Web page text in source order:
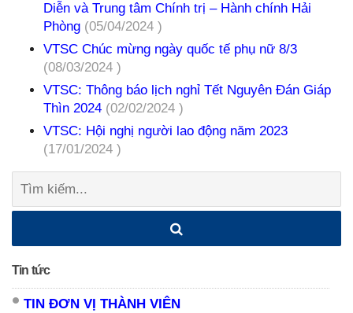
Diễn và Trung tâm Chính trị – Hành chính Hải
Phòng (05/04/2024 )
VTSC Chúc mừng ngày quốc tế phụ nữ 8/3
(08/03/2024 )
VTSC: Thông báo lịch nghỉ Tết Nguyên Đán Giáp
Thìn 2024 (02/02/2024 )
VTSC: Hội nghị người lao động năm 2023
(17/01/2024 )
Tìm
kiếm:
Tin tức
TIN ĐƠN VỊ THÀNH VIÊN